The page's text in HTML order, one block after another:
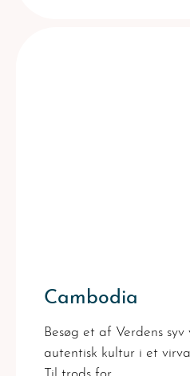
Cambodia
Besøg et af Verdens
autentisk kultur i et